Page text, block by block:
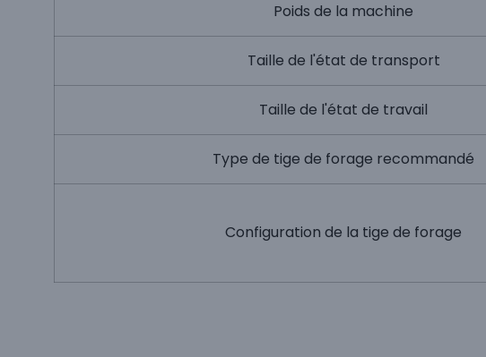
Poids de la machine
Taille de l'état de transport
Taille de l'état de travail
Type de tige de forage recommandé
Configuration de la tige de forage